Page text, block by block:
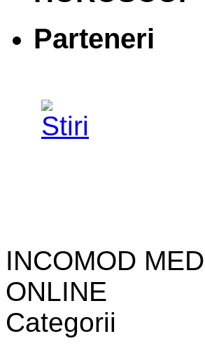
Parteneri
INCOMOD
ONLINE
Categorii